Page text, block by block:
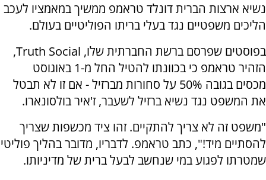
נשיא ארצות הברית דונלד טראמפ ממשיך במאמציו לעכב
הליכים משפטיים נגד בעלי בריתו הפוליטיים בעולם.
בפוסטים שפרסם ברשת החברתית שלו, Truth Social,
הזהיר טראמפ כי בכוונתו להטיל החל מ-1 באוגוסט
מכסים בגובה 50% על סחורות מברזיל - אם זו לא תבטל
את המשפט נגד נשיא ברזיל לשעבר, ז'איר בולסונארו.
"משפט זה לא צריך להתקיים. זהו ציד מכשפות שצריך
להסתיים מיד!", כתב טראמפ. לדבריו, מדובר בהליך פוליטי
שמטרתו לפגוע במי שנחשב לבעל ברית של מדיניותו.